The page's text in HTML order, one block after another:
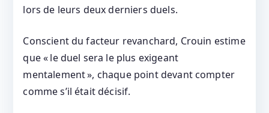
lors de leurs deux derniers duels.
Conscient du facteur revanchard, Crouin estime
que « le duel sera le plus exigeant
mentalement », chaque point devant compter
comme s’il était décisif.